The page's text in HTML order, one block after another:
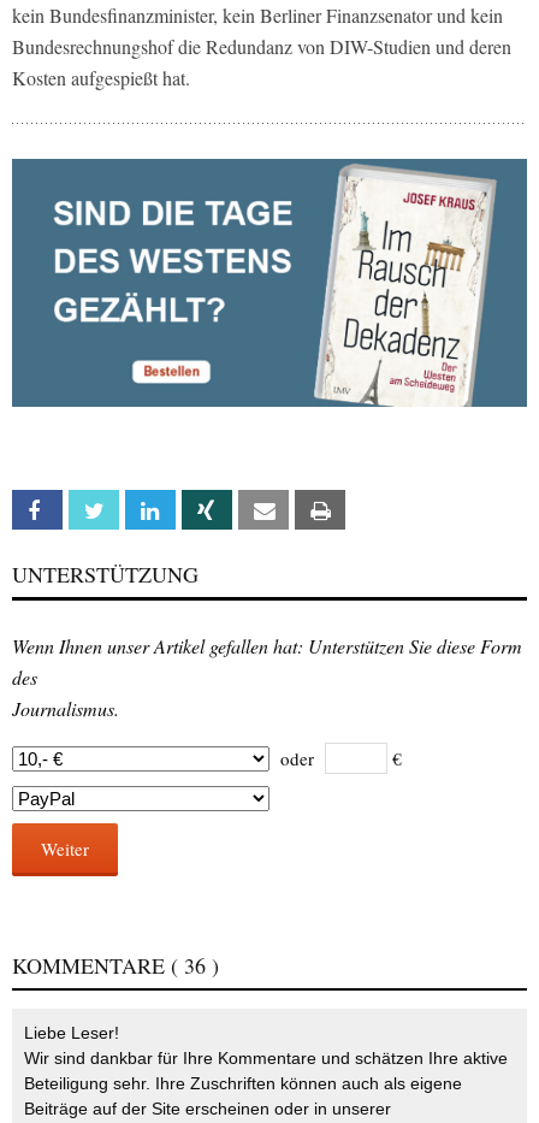
kein Bundesfinanzminister, kein Berliner Finanzsenator und kein
Bundesrechnungshof die Redundanz von DIW-Studien und deren
Kosten aufgespießt hat.
Facebook Twitter Linkedin Xing Email
UNTERSTÜTZUNG
Wenn Ihnen unser Artikel gefallen hat: Unterstützen Sie diese Form
des
Journalismus.
oder €
Weiter
KOMMENTARE ( 36 )
Liebe Leser!
Wir sind dankbar für Ihre Kommentare und schätzen Ihre aktive
Beteiligung sehr. Ihre Zuschriften können auch als eigene
Beiträge auf der Site erscheinen oder in unserer